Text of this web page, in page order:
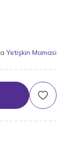
Yetişkin Mamasi
Favoriye